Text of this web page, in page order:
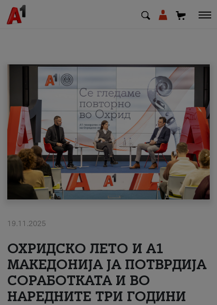
МК SQ
Приватни Деловни
Поддршка
Надополни кредит
#ПодобарОнлајн
19.11.2025
ОХРИДСКО ЛЕТО И A1
МАКЕДОНИЈА ЈА ПОТВРДИЈА
СОРАБОТКАТА И ВО
НАРЕДНИТЕ ТРИ ГОДИНИ